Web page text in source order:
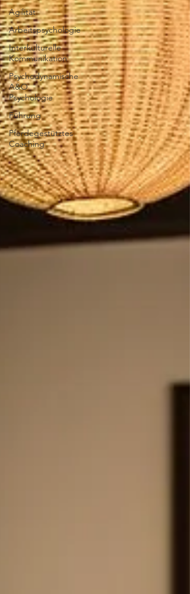
Agilität
Arbeitspsychologie
Interkulturelle
Kommunikation
Psychodynamische
A&O
Psychologie
Führung
Pferdegestütztes
Coaching